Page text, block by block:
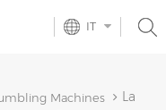
IT
Machines
La